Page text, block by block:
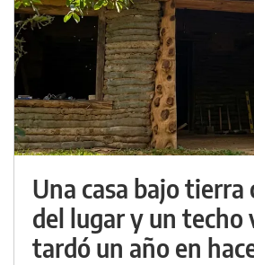
Una casa bajo
del lugar y un techo
tardó un año en